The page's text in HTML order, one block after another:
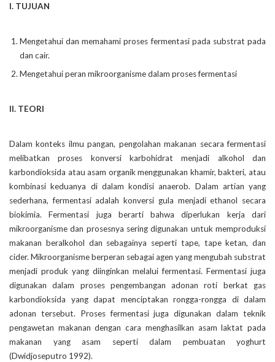
I. TUJUAN
Mengetahui dan memahami proses fermentasi pada substrat pada
dan cair.
Mengetahui peran mikroorganisme dalam proses fermentasi
II. TEORI
Dalam konteks ilmu pangan, pengolahan makanan secara fermentasi
melibatkan proses konversi karbohidrat menjadi alkohol dan
karbondioksida atau asam organik menggunakan khamir, bakteri, atau
kombinasi keduanya di dalam kondisi anaerob. Dalam artian yang
sederhana, fermentasi adalah konversi gula menjadi ethanol secara
biokimia. Fermentasi juga berarti bahwa diperlukan kerja dari
mikroorganisme dan prosesnya sering digunakan untuk memproduksi
makanan beralkohol dan sebagainya seperti tape, tape ketan, dan
cider. Mikroorganisme berperan sebagai agen yang mengubah substrat
menjadi produk yang diinginkan melalui fermentasi. Fermentasi juga
digunakan dalam proses pengembangan adonan roti berkat gas
karbondioksida yang dapat menciptakan rongga-rongga di dalam
adonan tersebut. Proses fermentasi juga digunakan dalam teknik
pengawetan makanan dengan cara menghasilkan asam laktat pada
makanan yang asam seperti dalam pembuatan yoghurt
(Dwidjoseputro 1992).